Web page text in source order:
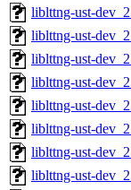
liblttng-ust-
liblttng-ust-
liblttng-ust-
liblttng-ust-
liblttng-ust-
liblttng-ust-
liblttng-ust-
liblttng-ust-